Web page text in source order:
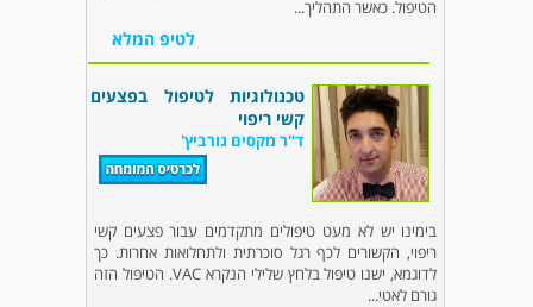
הטיפול. כאשר התהליך...
לטיפ המלא
טכנולוגיות לטיפול בפצעים
קשי ריפוי
ד"ר מקסים גורביץ'
בימינו יש לא מעט טיפולים מתקדמים עבור פצעים קשי
ריפוי, הקשורים לכף רגל סוכרתית ולתחלואות אחרות. כך
לדוגמא, ישנו טיפול בלחץ שלילי הנקרא VAC. הטיפול הזה
גורם לאטי...